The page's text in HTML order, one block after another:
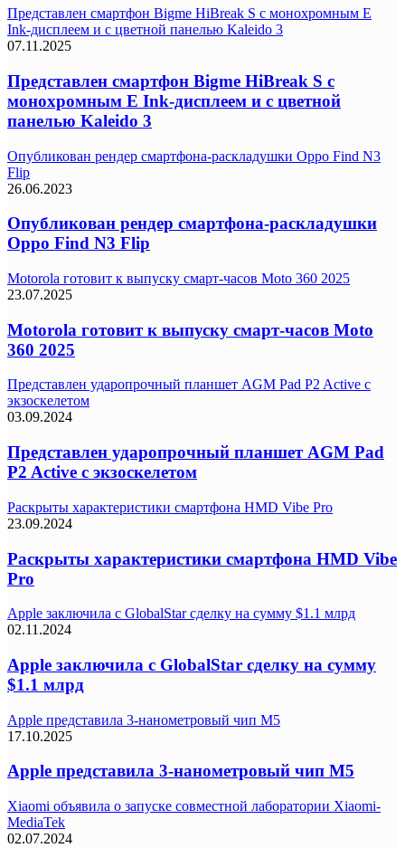
Представлен смартфон Bigme HiBreak S с монохромным E
Ink-дисплеем и с цветной панелью Kaleido 3
07.11.2025
Представлен смартфон Bigme HiBreak S с
монохромным E Ink-дисплеем и с цветной
панелью Kaleido 3
Опубликован рендер смартфона-раскладушки Oppo Find N3
Flip
26.06.2023
Опубликован рендер смартфона-раскладушки
Oppo Find N3 Flip
Motorola готовит к выпуску смарт-часов Moto 360 2025
23.07.2025
Motorola готовит к выпуску смарт-часов Moto
360 2025
Представлен ударопрочный планшет AGM Pad P2 Active с
экзоскелетом
03.09.2024
Представлен ударопрочный планшет AGM Pad
P2 Active с экзоскелетом
Раскрыты характеристики смартфона HMD Vibe Pro
23.09.2024
Раскрыты характеристики смартфона HMD Vibe
Pro
Apple заключила с GlobalStar сделку на сумму $1.1 млрд
02.11.2024
Apple заключила с GlobalStar сделку на сумму
$1.1 млрд
Apple представила 3-нанометровый чип M5
17.10.2025
Apple представила 3-нанометровый чип M5
Xiaomi объявила о запуске совместной лаборатории Xiaomi-
MediaTek
02.07.2024